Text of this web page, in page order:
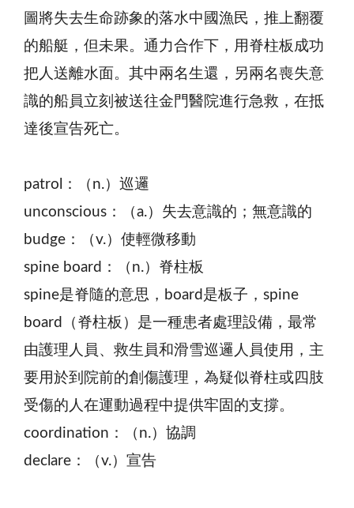
圖將失去生命跡象的落水中國漁民，推上翻覆
的船艇，但未果。通力合作下，用脊柱板成功
把人送離水面。其中兩名生還，另兩名喪失意
識的船員立刻被送往金門醫院進行急救，在抵
達後宣告死亡。
patrol：（n.）巡邏
unconscious：（a.）失去意識的；無意識的
budge：（v.）使輕微移動
spine board：（n.）脊柱板
spine是脊隨的意思，board是板子，spine
board（脊柱板）是一種患者處理設備，最常
由護理人員、救生員和滑雪巡邏人員使用，主
要用於到院前的創傷護理，為疑似脊柱或四肢
受傷的人在運動過程中提供牢固的支撐。
coordination：（n.）協調
declare：（v.）宣告